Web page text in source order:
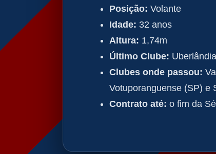
Posição: Volante
Idade: 32 anos
Altura: 1,74m
Último Clube:
Clubes onde passou:
Votuporanguense (SP) e
Contrato até: o fim da